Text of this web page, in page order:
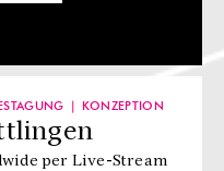
KONZEPTION
per Live-Stream